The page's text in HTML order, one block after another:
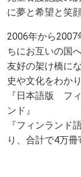
に夢と希望と笑
2006年から2007
ちにお互いの国
友好の架け橋に
史や文化をわか
『日本語版 フ
ンド』
『フィンラン
り、合計で4万冊